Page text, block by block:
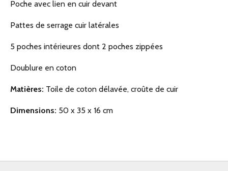
Poche avec lien en cuir devant
Pattes de serrage cuir latérales
5 poches intérieures dont 2 poches zippées
Doublure en coton
Matières: Toile de coton délavée, croûte de cuir
Dimensions: 50 x 35 x 16 cm